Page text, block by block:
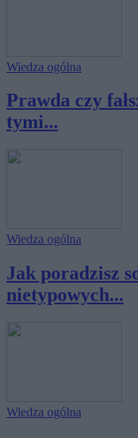
Wiedza ogólna
Prawda czy
tymi...
Wiedza ogólna
Jak poradzisz
nietypowych...
Wiedza ogólna